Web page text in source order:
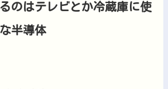
のはテレビとか冷蔵庫に使
半導体